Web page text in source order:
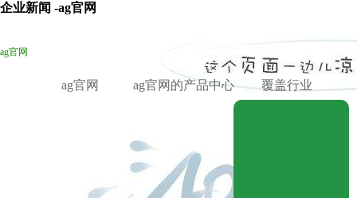
企业新闻 -ag官网
ag官网
ag官网 ag官网的产品中心 覆盖行业